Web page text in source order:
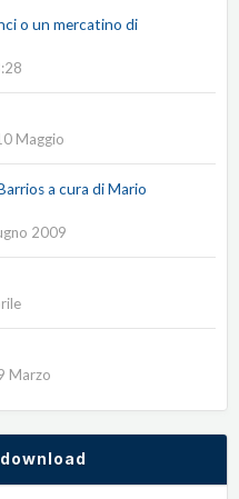
o un mercatino di
Maggio
a cura di Mario
2009
Marzo